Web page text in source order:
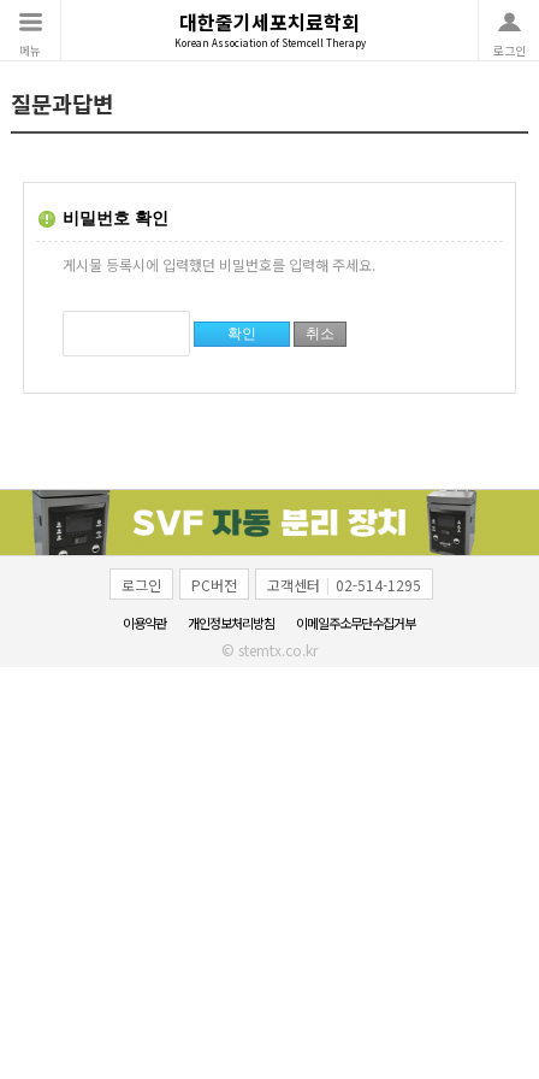
메뉴
대한줄기세포치료학회
Korean Association of Stemcell Therapy 로그인
질문과답변
비밀번호 확인
게시물 등록시에 입력했던 비밀번호를 입력해 주세요.
로그인 PC버전 고객센터 | 02-514-1295
이용약관 개인정보처리방침 이메일주소무단수집거부
© stemtx.co.kr